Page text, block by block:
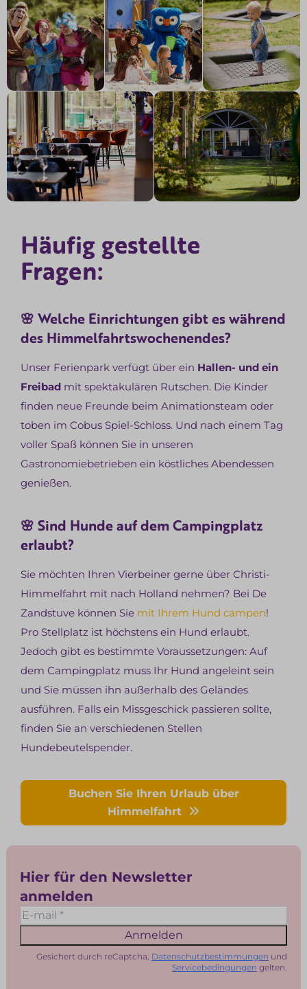
Häufig gestellte
Fragen:
🌸 Welche Einrichtungen gibt es während
des Himmelfahrtswochenendes?
Unser Ferienpark verfügt über ein Hallen- und ein
Freibad mit spektakulären Rutschen. Die Kinder
finden neue Freunde beim Animationsteam oder
toben im Cobus Spiel-Schloss. Und nach einem Tag
voller Spaß können Sie in unseren
Gastronomiebetrieben ein köstliches Abendessen
genießen.
🌸 Sind Hunde auf dem Campingplatz
erlaubt?
Sie möchten Ihren Vierbeiner gerne über Christi-
Himmelfahrt mit nach Holland nehmen? Bei De
Zandstuve können Sie mit Ihrem Hund campen!
Pro Stellplatz ist höchstens ein Hund erlaubt.
Jedoch gibt es bestimmte Voraussetzungen: Auf
dem Campingplatz muss Ihr Hund angeleint sein
und Sie müssen ihn außerhalb des Geländes
ausführen. Falls ein Missgeschick passieren sollte,
finden Sie an verschiedenen Stellen
Hundebeutelspender.
Buchen Sie Ihren Urlaub über
Himmelfahrt
Hier für den Newsletter
anmelden
Anmelden
Gesichert durch reCaptcha, Datenschutzbestimmungen und
Servicebedingungen gelten.